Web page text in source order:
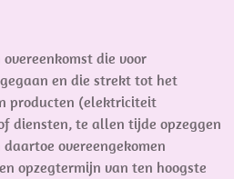
die voor
en die strekt tot het
producten (elektriciteit
diensten, te allen tijde opzeggen
overeengekomen
opzegtermijn van ten hoogste